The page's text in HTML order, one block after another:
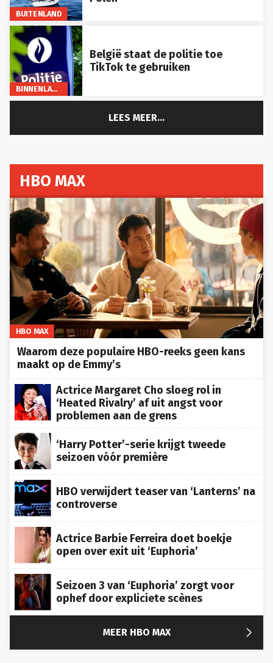
BUITENLAND
BINNENLAND
België staat de politie toe
TikTok te gebruiken
LEES MEER...
HBO MAX
HBO MAX
Waarom deze populaire HBO-reeks geen kans
maakt op de Emmy’s
Actrice Margaret Cho sloeg rol in
‘Heated Rivalry’ af uit angst voor
problemen aan de grens
‘Harry Potter’-serie krijgt tweede
seizoen vóór première
HBO verwijdert teaser van ‘Lanterns’ na
controverse
Actrice Barbie Ferreira doet boekje
open over exit uit ‘Euphoria’
Seizoen 3 van ‘Euphoria’ zorgt voor
ophef door expliciete scènes
MEER HBO MAX 